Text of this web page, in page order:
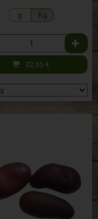
g Kg
32,55 €